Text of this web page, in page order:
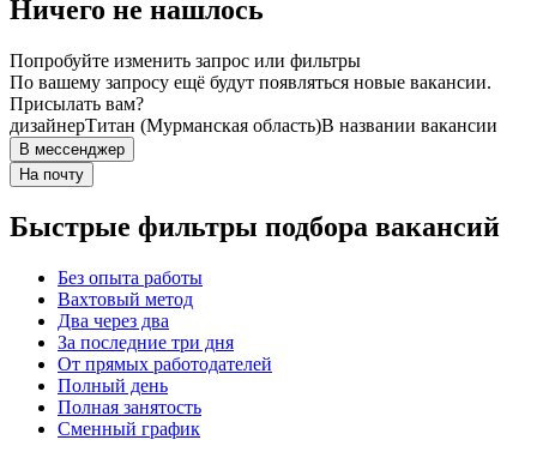
Ничего не нашлось
Попробуйте изменить запрос или фильтры
По вашему запросу ещё будут появляться новые вакансии.
Присылать вам?
дизайнерТитан (Мурманская область)В названии вакансии
В мессенджер
На почту
Быстрые фильтры подбора вакансий
Без опыта работы
Вахтовый метод
Два через два
За последние три дня
От прямых работодателей
Полный день
Полная занятость
Сменный график